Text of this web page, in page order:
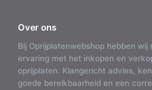
Over ons
Bij Oprijplatenwebshop hebben
ervaring met het inkopen en
oprijplaten. Klangericht advies,
goede bereikbaarheid en een